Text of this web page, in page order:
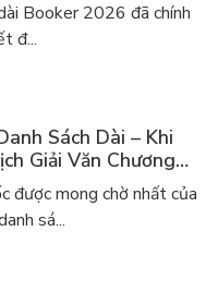
Booker 2026 đã chính
đ...
Sách Dài – Khi
Giải Văn Chương
được mong chờ nhất của
sá...